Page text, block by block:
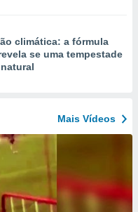
climática: a fórmula
se uma tempestade
Mais Vídeos